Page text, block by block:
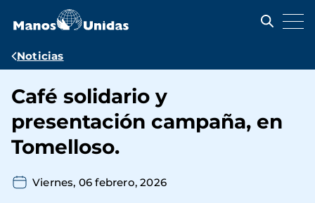
contenido
Ruta
navegación
Noticias
Café solidario y
presentación campaña, en
Tomelloso.
Viernes, 06 febrero, 2026